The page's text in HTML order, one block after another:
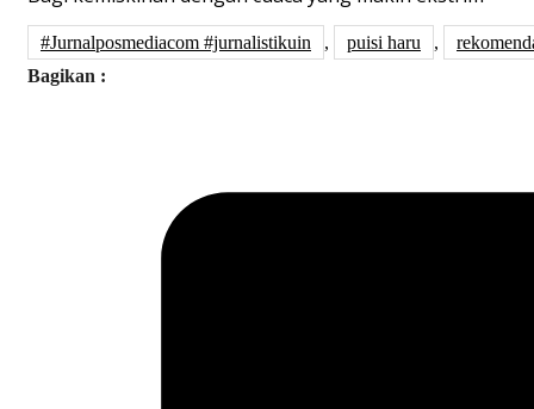
#Jurnalposmediacom #jurnalistikuin , puisi haru ,
Bagikan :